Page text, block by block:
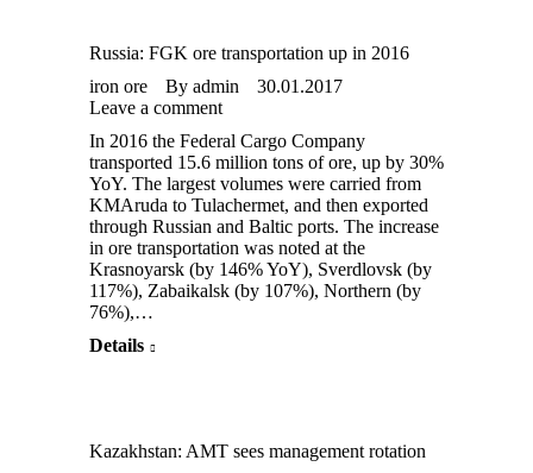
Russia: FGK ore transportation up in 2016
iron ore
By admin
30.01.2017
Leave a comment
In 2016 the Federal Cargo Company
transported 15.6 million tons of ore, up by 30%
YoY. The largest volumes were carried from
KMAruda to Tulachermet, and then exported
through Russian and Baltic ports. The increase
in ore transportation was noted at the
Krasnoyarsk (by 146% YoY), Sverdlovsk (by
117%), Zabaikalsk (by 107%), Northern (by
76%),…
Details
Kazakhstan: AMT sees management rotation